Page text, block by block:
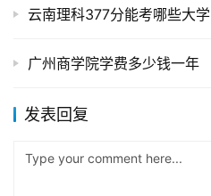
云南理科377分能考哪些大学
广州商学院学费多少钱一年
发表回复